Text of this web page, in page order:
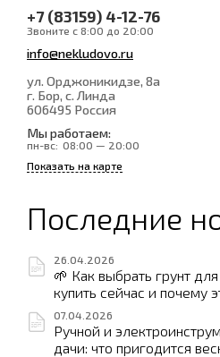
+7 (83159) 4-12-76
Звоните с 8:00 до 20:00
info@nekludovo.ru
ул. Орджоникидзе, 8а
г. Бор, с. Линда
606495 Россия
Мы работаем:
пн-вс: 08:00 — 20:00
Показать на карте
Последние
26.04.2026
🌱 Как выбрать грунт
купить сейчас и почему
07.04.2026
Ручной и
дачи: что пригодится